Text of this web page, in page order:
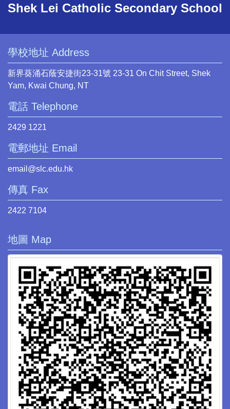
Shek Lei Catholic Secondary School
學校地址 Address
新界葵涌石蔭安捷街23-31號 23-31 On Chit Street, Shek
Yam, Kwai Chung, NT
電話 Telephone
2429 1221
電郵地址 Email
email@slc.edu.hk
傳真 Fax
2422 7104
地圖 Map